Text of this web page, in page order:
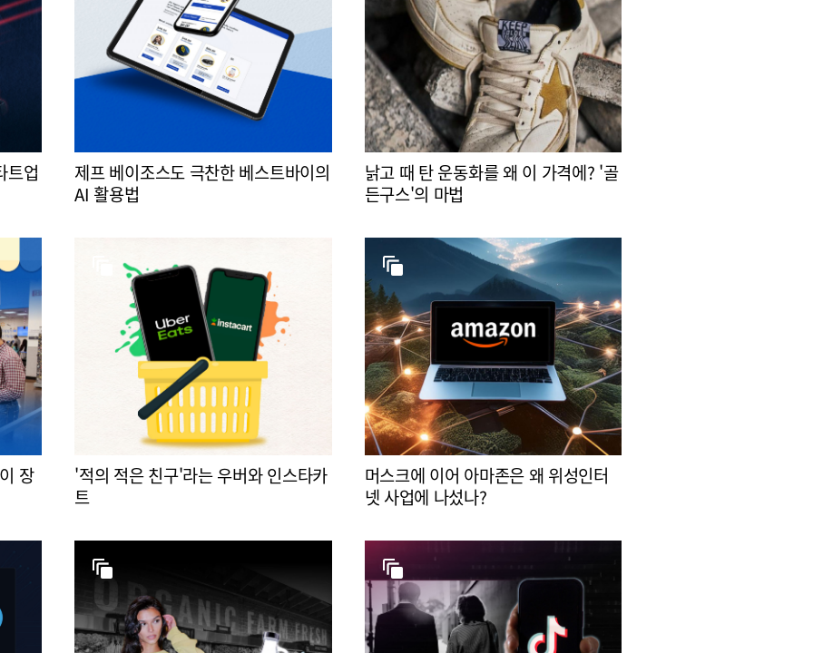
트업
제프 베이조스도 극찬한 베스트바이의
AI 활용법
낡고 때 탄 운동화를 왜 이 가격에? '골
든구스'의 마법
장
'적의 적은 친구'라는 우버와 인스타카
트
머스크에 이어 아마존은 왜 위성인터
넷 사업에 나섰나?